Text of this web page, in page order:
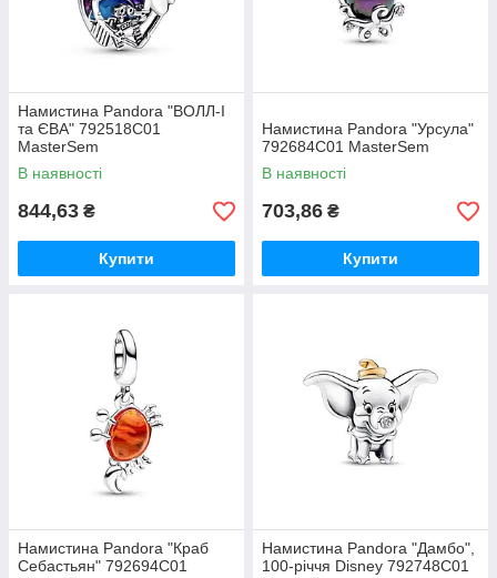
Намистина Pandora "ВОЛЛ-І
та ЄВА" 792518C01
MasterSem
В наявності
844,63 ₴
Купити
Намистина Pandora "Урсула"
792684C01 MasterSem
В наявності
703,86 ₴
Купити
Намистина Pandora "Краб
Себастьян" 792694C01
Намистина Pandora "Дамбо",
100-річчя Disney 792748C01